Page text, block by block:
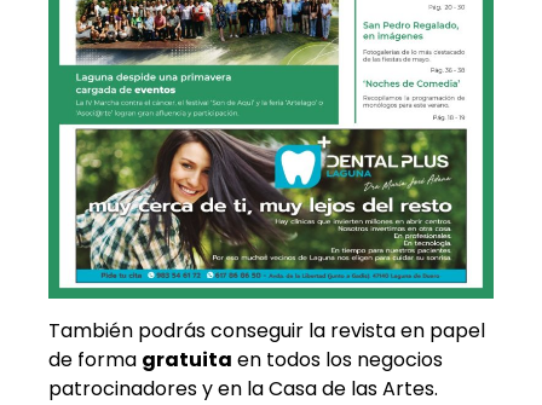
También podrás conseguir la revista en papel
de forma gratuita en todos los negocios
patrocinadores y en la Casa de las Artes.